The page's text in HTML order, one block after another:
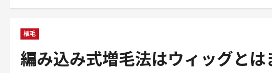
植毛
編み込み式増毛法はウィッグと